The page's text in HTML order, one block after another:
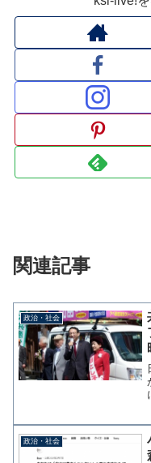
関連記事
政治・社会
政治・社会